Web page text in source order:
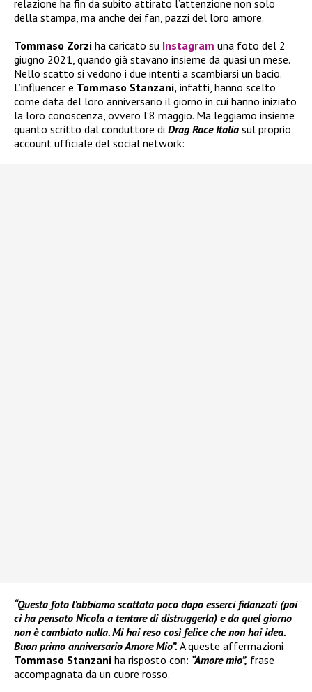
relazione ha fin da subito attirato l’attenzione non solo
della stampa, ma anche dei fan, pazzi del loro amore.
Tommaso Zorzi ha caricato su Instagram una foto del 2
giugno 2021, quando già stavano insieme da quasi un mese.
Nello scatto si vedono i due intenti a scambiarsi un bacio.
L’influencer e Tommaso Stanzani, infatti, hanno scelto
come data del loro anniversario il giorno in cui hanno iniziato
la loro conoscenza, ovvero l’8 maggio. Ma leggiamo insieme
quanto scritto dal conduttore di Drag Race Italia sul proprio
account ufficiale del social network:
“Questa foto l’abbiamo scattata poco dopo esserci fidanzati (poi
ci ha pensato Nicola a tentare di distruggerla) e da quel giorno
non è cambiato nulla. Mi hai reso così felice che non hai idea.
Buon primo anniversario Amore Mio”. A queste affermazioni
Tommaso Stanzani ha risposto con: “Amore mio”, frase
accompagnata da un cuore rosso.